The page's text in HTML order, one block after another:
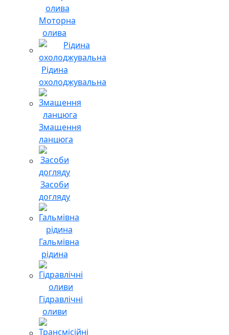
Моторна
олива
Рідина
охолоджувальна
Змащення
ланцюга
Засоби
догляду
Гальмівна
рідина
Гідравлічні
оливи